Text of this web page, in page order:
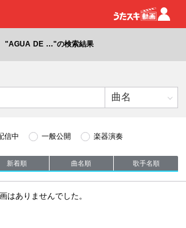
"AGUA DE …"の検索結果
信中 一般公開 楽器演奏
新着順 曲名順 歌手名順
はありませんでした。